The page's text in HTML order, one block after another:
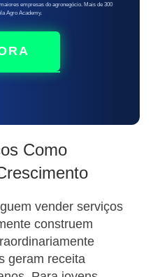
empresas do agronegócio. Mais de 300
Agro Academy.
Como
vender serviços
construem
geram receita